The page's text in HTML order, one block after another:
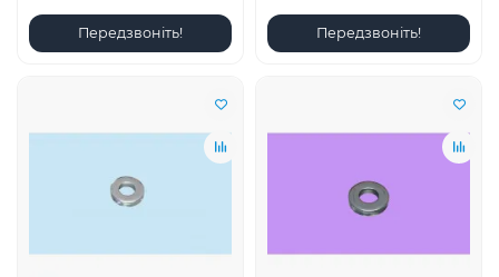
Передзвоніть! Передзвоніть!